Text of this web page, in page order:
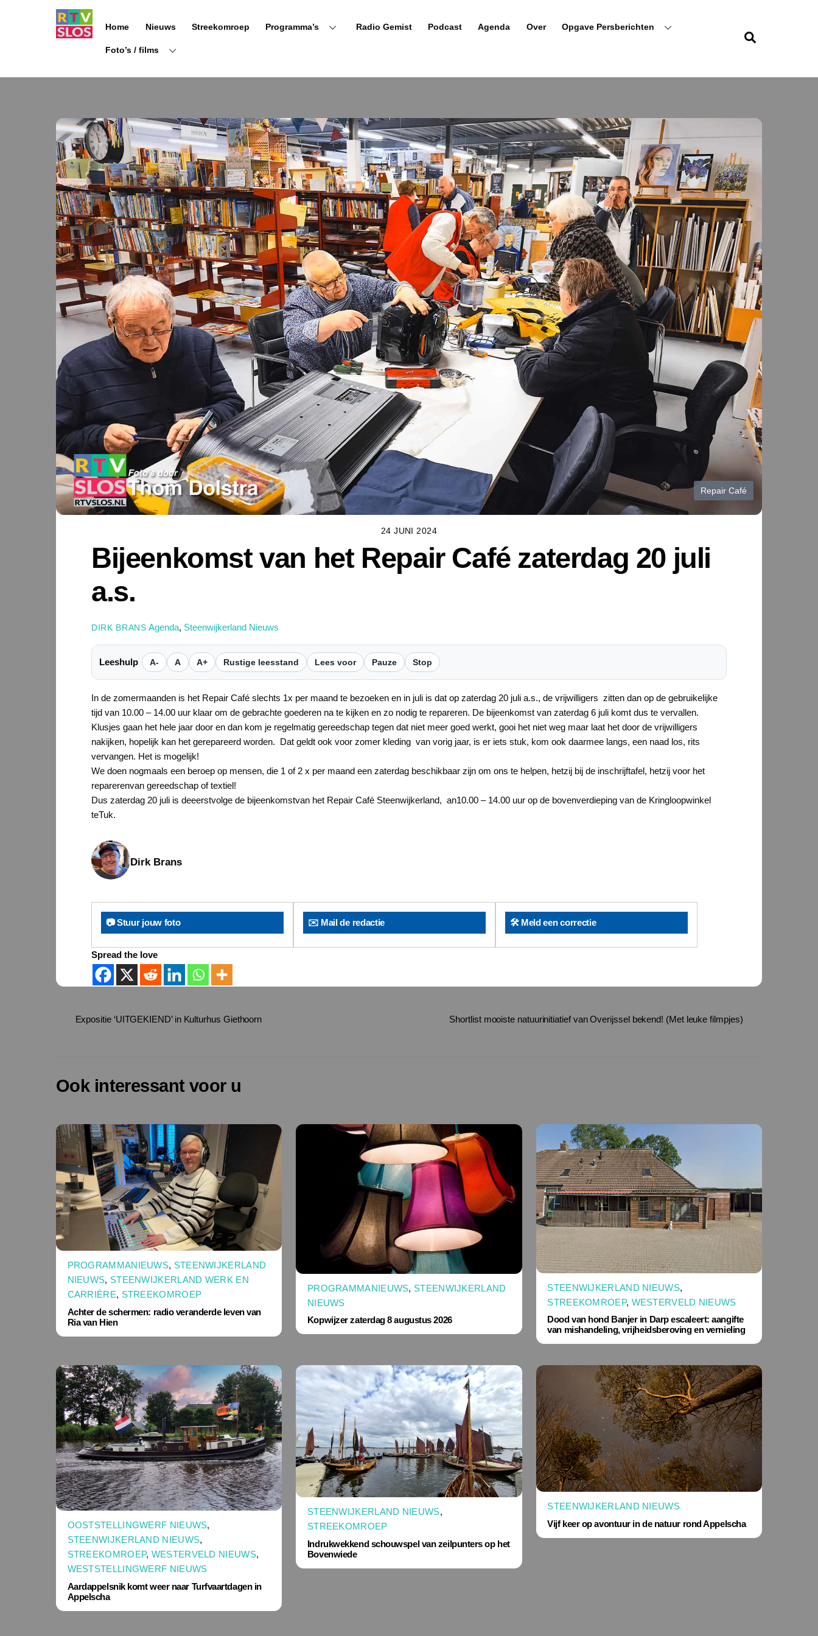
Home Nieuws Streekomroep Programma’s Radio Gemist Podcast Agenda Over Opgave Persberichten
Foto’s / films
Repair Café
24 JUNI 2024
Bijeenkomst van het Repair Café zaterdag 20 juli
a.s.
DIRK BRANS Agenda, Steenwijkerland Nieuws
Leeshulp A- A A+ Rustige leesstand Lees voor Pauze Stop
In de zomermaanden is het Repair Café slechts 1x per maand te bezoeken en in juli is dat op zaterdag 20 juli a.s., de vrijwilligers zitten dan op de gebruikelijke
tijd van 10.00 – 14.00 uur klaar om de gebrachte goederen na te kijken en zo nodig te repareren. De bijeenkomst van zaterdag 6 juli komt dus te vervallen.
Klusjes gaan het hele jaar door en dan kom je regelmatig gereedschap tegen dat niet meer goed werkt, gooi het niet weg maar laat het door de vrijwilligers
nakijken, hopelijk kan het gerepareerd worden. Dat geldt ook voor zomer kleding van vorig jaar, is er iets stuk, kom ook daarmee langs, een naad los, rits
vervangen. Het is mogelijk!
We doen nogmaals een beroep op mensen, die 1 of 2 x per maand een zaterdag beschikbaar zijn om ons te helpen, hetzij bij de inschrijftafel, hetzij voor het
reparerenvan gereedschap of textiel!
Dus zaterdag 20 juli is deeerstvolge de bijeenkomstvan het Repair Café Steenwijkerland, an10.00 – 14.00 uur op de bovenverdieping van de Kringloopwinkel
teTuk.
Dirk Brans
📷 Stuur jouw foto ✉️ Mail de redactie 🛠️ Meld een correctie
Spread the love
Expositie ‘UITGEKIEND’ in Kulturhus Giethoorn Shortlist mooiste natuurinitiatief van Overijssel bekend! (Met leuke filmpjes)
Ook interessant voor u
PROGRAMMANIEUWS, STEENWIJKERLAND
NIEUWS, STEENWIJKERLAND WERK EN
CARRIÈRE, STREEKOMROEP
Achter de schermen: radio veranderde leven van
Ria van Hien
PROGRAMMANIEUWS, STEENWIJKERLAND
NIEUWS
Kopwijzer zaterdag 8 augustus 2026
STEENWIJKERLAND NIEUWS,
STREEKOMROEP, WESTERVELD NIEUWS
Dood van hond Banjer in Darp escaleert: aangifte
van mishandeling, vrijheidsberoving en vernieling
OOSTSTELLINGWERF NIEUWS,
STEENWIJKERLAND NIEUWS,
STREEKOMROEP, WESTERVELD NIEUWS,
WESTSTELLINGWERF NIEUWS
Aardappelsnik komt weer naar Turfvaartdagen in
Appelscha
STEENWIJKERLAND NIEUWS,
STREEKOMROEP
Indrukwekkend schouwspel van zeilpunters op het
Bovenwiede
STEENWIJKERLAND NIEUWS
Vijf keer op avontuur in de natuur rond Appelscha